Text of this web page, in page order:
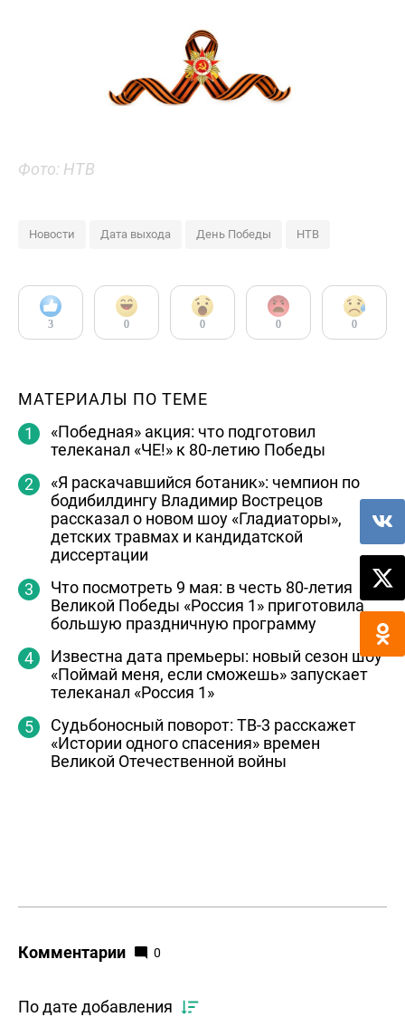
Фото: НТВ
Новости Дата выхода День Победы НТВ
3 0 0 0 0
МАТЕРИАЛЫ ПО ТЕМЕ
«Победная» акция: что подготовил
телеканал «ЧЕ!» к 80-летию Победы
«Я раскачавшийся ботаник»: чемпион по
бодибилдингу Владимир Вострецов
рассказал о новом шоу «Гладиаторы»,
детских травмах и кандидатской
диссертации
Что посмотреть 9 мая: в честь 80-летия
Великой Победы «Россия 1» приготовила
большую праздничную программу
Известна дата премьеры: новый сезон шоу
«Поймай меня, если сможешь» запускает
телеканал «Россия 1»
Судьбоносный поворот: ТВ-3 расскажет
«Истории одного спасения» времен
Великой Отечественной войны
Комментарии 0
По дате добавления